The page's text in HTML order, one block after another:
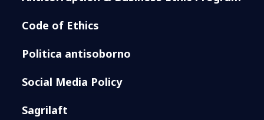
Code of Ethics
Politica antisoborno
Social Media Policy
Sagrilaft